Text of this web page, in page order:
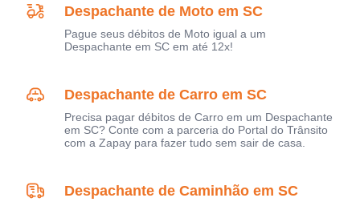
Despachante de Moto em SC
Pague seus débitos de Moto igual a um
Despachante em SC em até 12x!
Despachante de Carro em SC
Precisa pagar débitos de Carro em um Despachante
em SC? Conte com a parceria do Portal do Trânsito
com a Zapay para fazer tudo sem sair de casa.
Despachante de Caminhão em SC